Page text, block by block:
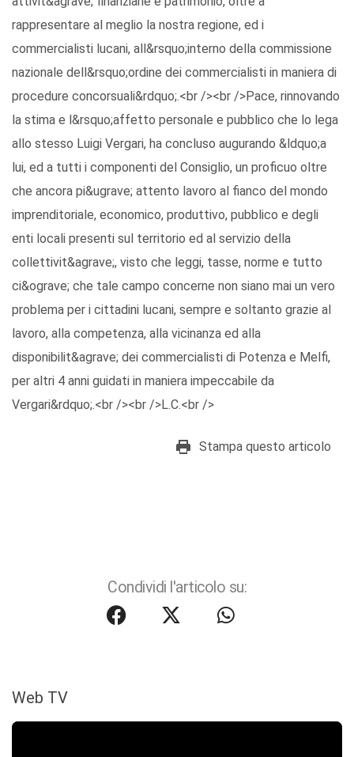
rappresentare al meglio la nostra regione, ed i
commercialisti lucani, all&rsquo;interno della commissione
nazionale dell&rsquo;ordine dei commercialisti in maniera di
procedure concorsuali&rdquo;.<br /><br />Pace, rinnovando
la stima e l&rsquo;affetto personale e pubblico che lo lega
allo stesso Luigi Vergari, ha concluso augurando &ldquo;a
lui, ed a tutti i componenti del Consiglio, un proficuo oltre
che ancora pi&ugrave; attento lavoro al fianco del mondo
imprenditoriale, economico, produttivo, pubblico e degli
enti locali presenti sul territorio ed al servizio della
collettivit&agrave;, visto che leggi, tasse, norme e tutto
ci&ograve; che tale campo concerne non siano mai un vero
problema per i cittadini lucani, sempre e soltanto grazie al
lavoro, alla competenza, alla vicinanza ed alla
disponibilit&agrave; dei commercialisti di Potenza e Melfi,
per altri 4 anni guidati in maniera impeccabile da
Vergari&rdquo;.<br /><br />L.C.<br />
Stampa questo articolo
Condividi l'articolo su:
Web TV